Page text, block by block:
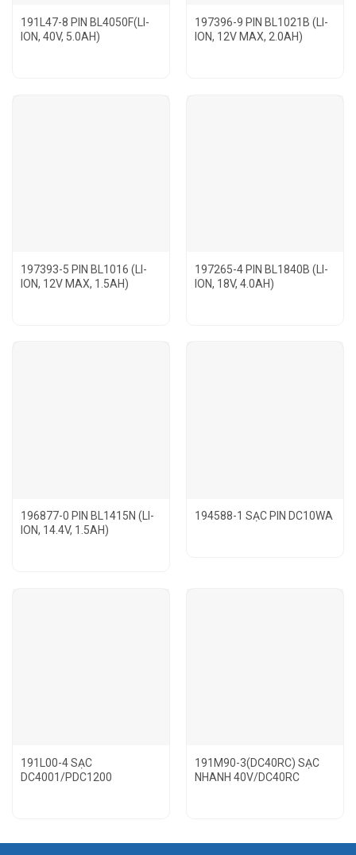
191L47-8 PIN BL4050F(LI-
ION, 40V, 5.0AH)
197396-9 PIN BL1021B (LI-
ION, 12V MAX, 2.0AH)
197393-5 PIN BL1016 (LI-
ION, 12V MAX, 1.5AH)
197265-4 PIN BL1840B (LI-
ION, 18V, 4.0AH)
196877-0 PIN BL1415N (LI-
ION, 14.4V, 1.5AH)
194588-1 SẠC PIN DC10WA
191L00-4 SẠC
DC4001/PDC1200
191M90-3(DC40RC) SẠC
NHANH 40V/DC40RC